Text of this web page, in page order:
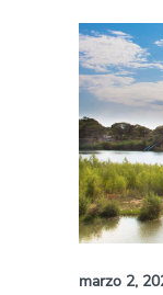
marzo 2,